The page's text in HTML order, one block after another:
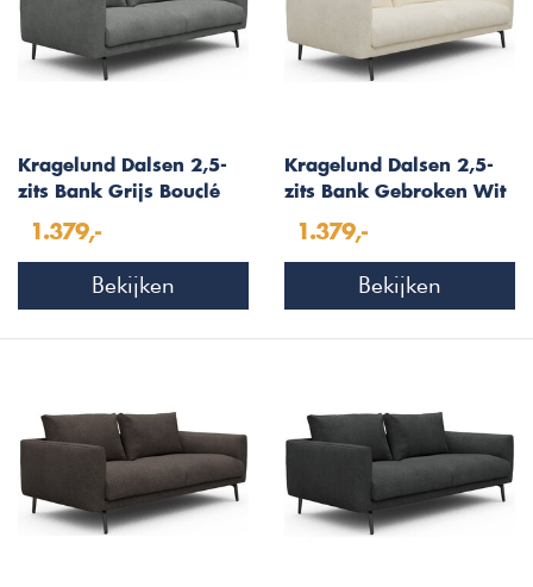
Kragelund Dalsen 2,5-
zits Bank Grijs Bouclé
1.379,-
Bekijken
Kragelund Dalsen 2,5-
zits Bank Gebroken Wit
1.379,-
Bekijken